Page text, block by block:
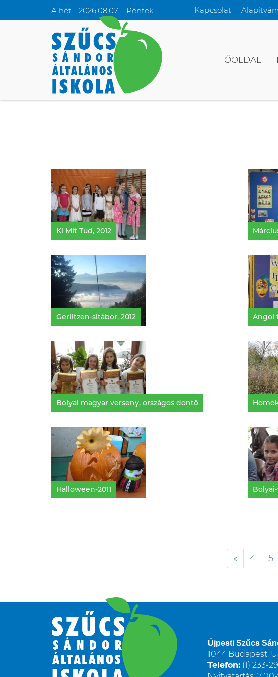
A hét - 2026.08.07. - Péntek Kapcsolat
FŐOLDAL
Ki Mit Tud, 2012
Gerlitzen-sítábor, 2012 Angol
Bolyai magyar verseny, országos döntő
Halloween-2011
« 4 5
Újpesti Szűcs
1044 Budapest,
Telefon: (1) 233-